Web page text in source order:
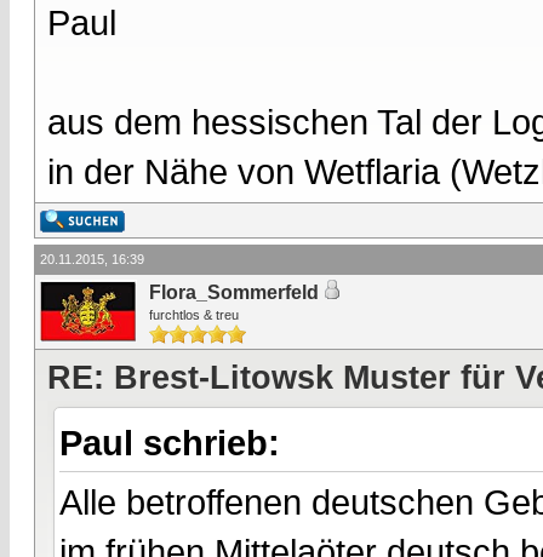
Paul
aus dem hessischen Tal der
in der Nähe von Wetflaria
20.11.2015, 16:39
Flora_Sommerfeld
furchtlos & treu
RE: Brest-Litowsk Muster für
Paul schrieb:
Alle betroffenen deutschen